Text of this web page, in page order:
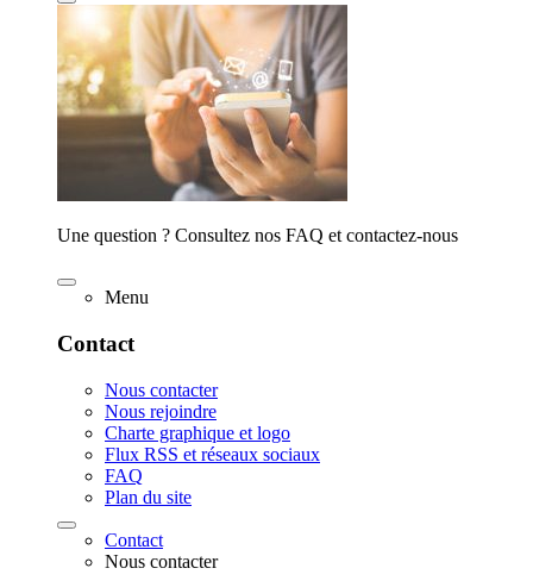
Une question ? Consultez nos FAQ et contactez-nous
Menu
Contact
Nous contacter
Nous rejoindre
Charte graphique et logo
Flux RSS et réseaux sociaux
FAQ
Plan du site
Contact
Nous contacter